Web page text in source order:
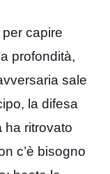
capire
profondità,
sale
la difesa
ha ritrovato
c’è bisogno